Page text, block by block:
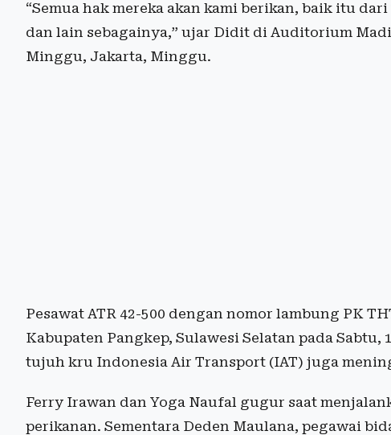
“Semua hak mereka akan kami berikan, baik itu
dan lain sebagainya,” ujar Didit di Auditorium
Minggu, Jakarta, Minggu.
Pesawat ATR 42-500 dengan nomor lambung PK
Kabupaten Pangkep, Sulawesi Selatan pada Sabtu,
tujuh kru Indonesia Air Transport (IAT) juga
Ferry Irawan dan Yoga Naufal gugur saat
perikanan. Sementara Deden Maulana, pegawai